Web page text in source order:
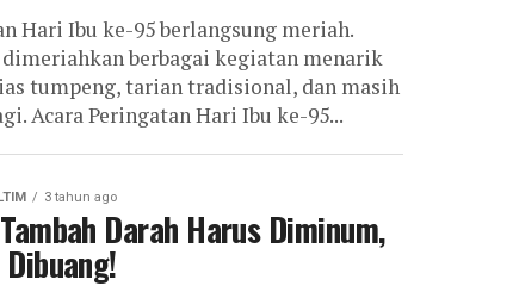
Hari Ibu ke-95 berlangsung meriah.
berbagai kegiatan menarik
tumpeng, tarian tradisional, dan masih
Acara Peringatan Hari Ibu ke-95...
3 tahun ago
Darah Harus Diminum,